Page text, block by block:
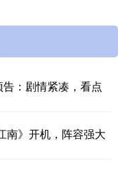
：剧情紧凑，看点
南》开机，阵容强大